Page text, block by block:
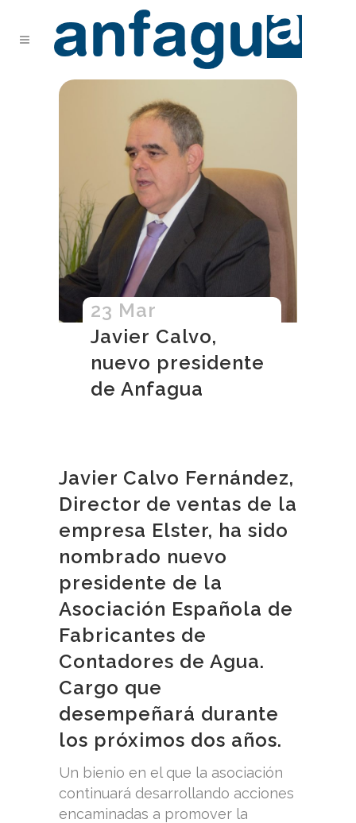
23 Mar
Javier Calvo,
nuevo presidente
de Anfagua
Javier Calvo Fernández,
Director de ventas de la
empresa Elster, ha sido
nombrado nuevo
presidente de la
Asociación Española de
Fabricantes de
Contadores de Agua.
Cargo que
desempeñará durante
los próximos dos años.
Un bienio en el que la asociación
continuará desarrollando acciones
encaminadas a promover la